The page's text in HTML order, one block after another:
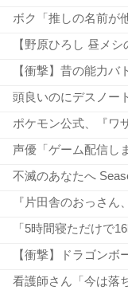
ボク「推しの名前
【野原ひろし 昼メ
【衝撃】昔の能力
頭良いのにデスノー
ポケモン公式、『ワ
声優「ゲーム配信し
不滅のあなたへ
『片田舎のおっさ
「5時間寝ただけで
【衝撃】ドラゴン
看護師さん「今は落